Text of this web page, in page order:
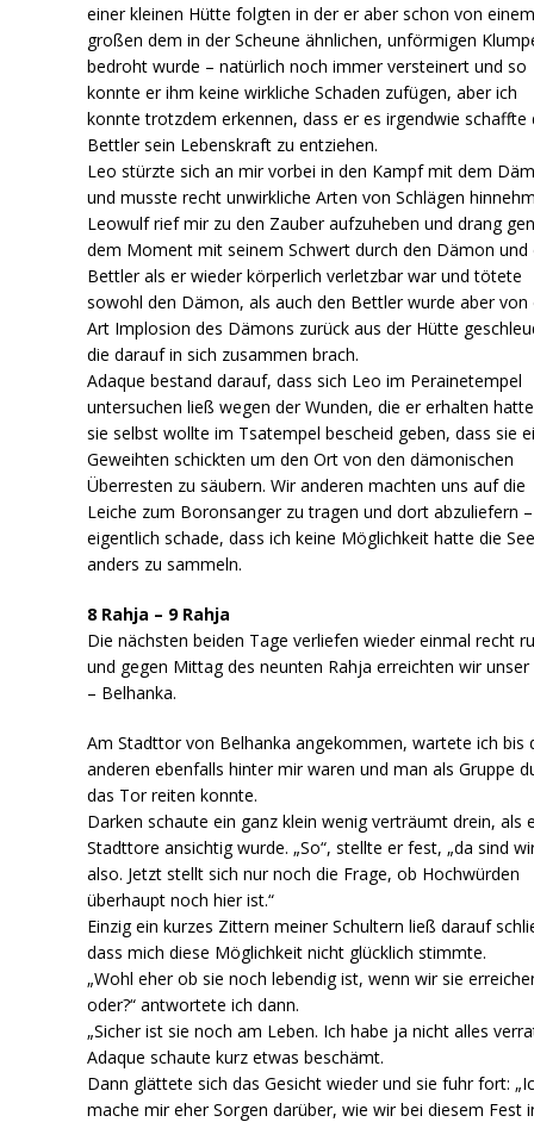
einer kleinen Hütte folgten in der er aber schon von
großen dem in der Scheune ähnlichen, unförmigen
bedroht wurde – natürlich noch immer versteinert und so
konnte er ihm keine wirkliche Schaden zufügen, aber ich
konnte trotzdem erkennen, dass er es irgendwie schaffte
Bettler sein Lebenskraft zu entziehen.
Leo stürzte sich an mir vorbei in den Kampf mit dem
und musste recht unwirkliche Arten von Schlägen
Leowulf rief mir zu den Zauber aufzuheben und drang
dem Moment mit seinem Schwert durch den Dämon und
Bettler als er wieder körperlich verletzbar war und tötete
sowohl den Dämon, als auch den Bettler wurde aber von
Art Implosion des Dämons zurück aus der Hütte
die darauf in sich zusammen brach.
Adaque bestand darauf, dass sich Leo im Perainetempel
untersuchen ließ wegen der Wunden, die er erhalten
sie selbst wollte im Tsatempel bescheid geben, dass sie
Geweihten schickten um den Ort von den dämonischen
Überresten zu säubern. Wir anderen machten uns auf die
Leiche zum Boronsanger zu tragen und dort abzuliefern –
eigentlich schade, dass ich keine Möglichkeit hatte die
anders zu sammeln.
8 Rahja – 9 Rahja
Die nächsten beiden Tage verliefen wieder einmal recht
und gegen Mittag des neunten Rahja erreichten wir unser
– Belhanka.
Am Stadttor von Belhanka angekommen, wartete ich bis
anderen ebenfalls hinter mir waren und man als Gruppe
das Tor reiten konnte.
Darken schaute ein ganz klein wenig verträumt drein, als
Stadttore ansichtig wurde. „So“, stellte er fest, „da sind
also. Jetzt stellt sich nur noch die Frage, ob Hochwürden
überhaupt noch hier ist.“
Einzig ein kurzes Zittern meiner Schultern ließ darauf
dass mich diese Möglichkeit nicht glücklich stimmte.
„Wohl eher ob sie noch lebendig ist, wenn wir sie
oder?“ antwortete ich dann.
„Sicher ist sie noch am Leben. Ich habe ja nicht alles
Adaque schaute kurz etwas beschämt.
Dann glättete sich das Gesicht wieder und sie fuhr fort:
mache mir eher Sorgen darüber, wie wir bei diesem Fest